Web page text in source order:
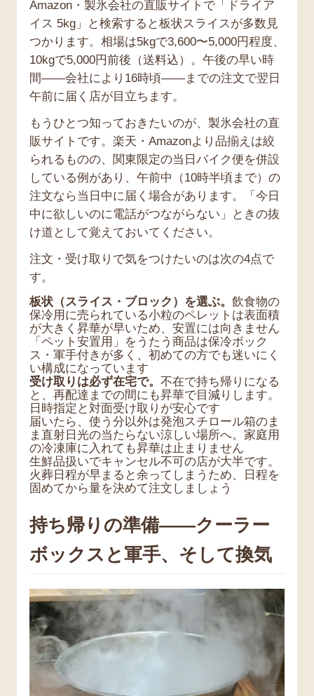
Amazon・製氷会社の直販サイトで「ドライア
イス 5kg」と検索すると板状スライスが多数見
つかります。相場は5kgで3,600〜5,000円程度、
10kgで5,000円前後（送料込）。午後の早い時
間——会社により16時頃——までの注文で翌日
午前に届く店が目立ちます。
もうひとつ知っておきたいのが、製氷会社の直
販サイトです。楽天・Amazonより品揃えは絞
られるものの、関東限定の当日バイク便を併設
している例があり、午前中（10時半頃まで）の
注文なら当日中に届く場合があります。「今日
中に欲しいのに電話がつながらない」ときの抜
け道として覚えておいてください。
注文・受け取りで気をつけたいのは次の4点で
す。
板状（スライス・ブロック）を選ぶ。 飲食物の
保冷用に売られている小粒のペレットは表面積
が大きく昇華が早いため、安置には向きません
「ペット安置用」をうたう商品は保冷ボック
ス・軍手付きが多く、初めての方でも迷いにく
い構成になっています
受け取りは必ず在宅で。 不在で持ち帰りになる
と、再配達までの間にも昇華で目減りします。
日時指定と対面受け取りが安心です
届いたら、使う分以外は発泡スチロール箱のま
ま直射日光の当たらない涼しい場所へ。家庭用
の冷凍庫に入れても昇華は止まりません
生鮮品扱いでキャンセル不可の店が大半です。
火葬日程が早まると余ってしまうため、日程を
固めてから量を決めて注文しましょう
持ち帰りの準備——クーラー
ボックスと軍手、そして換気